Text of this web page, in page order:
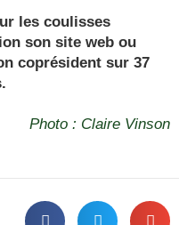
les coulisses
son site web ou
coprésident sur 37
Photo : Claire Vinson